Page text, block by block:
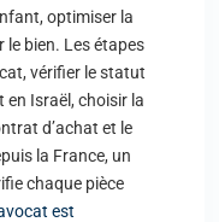
optimiser la
bien. Les étapes
vérifier le statut
en Israël, choisir la
d’achat et le
la France, un
chaque pièce
est